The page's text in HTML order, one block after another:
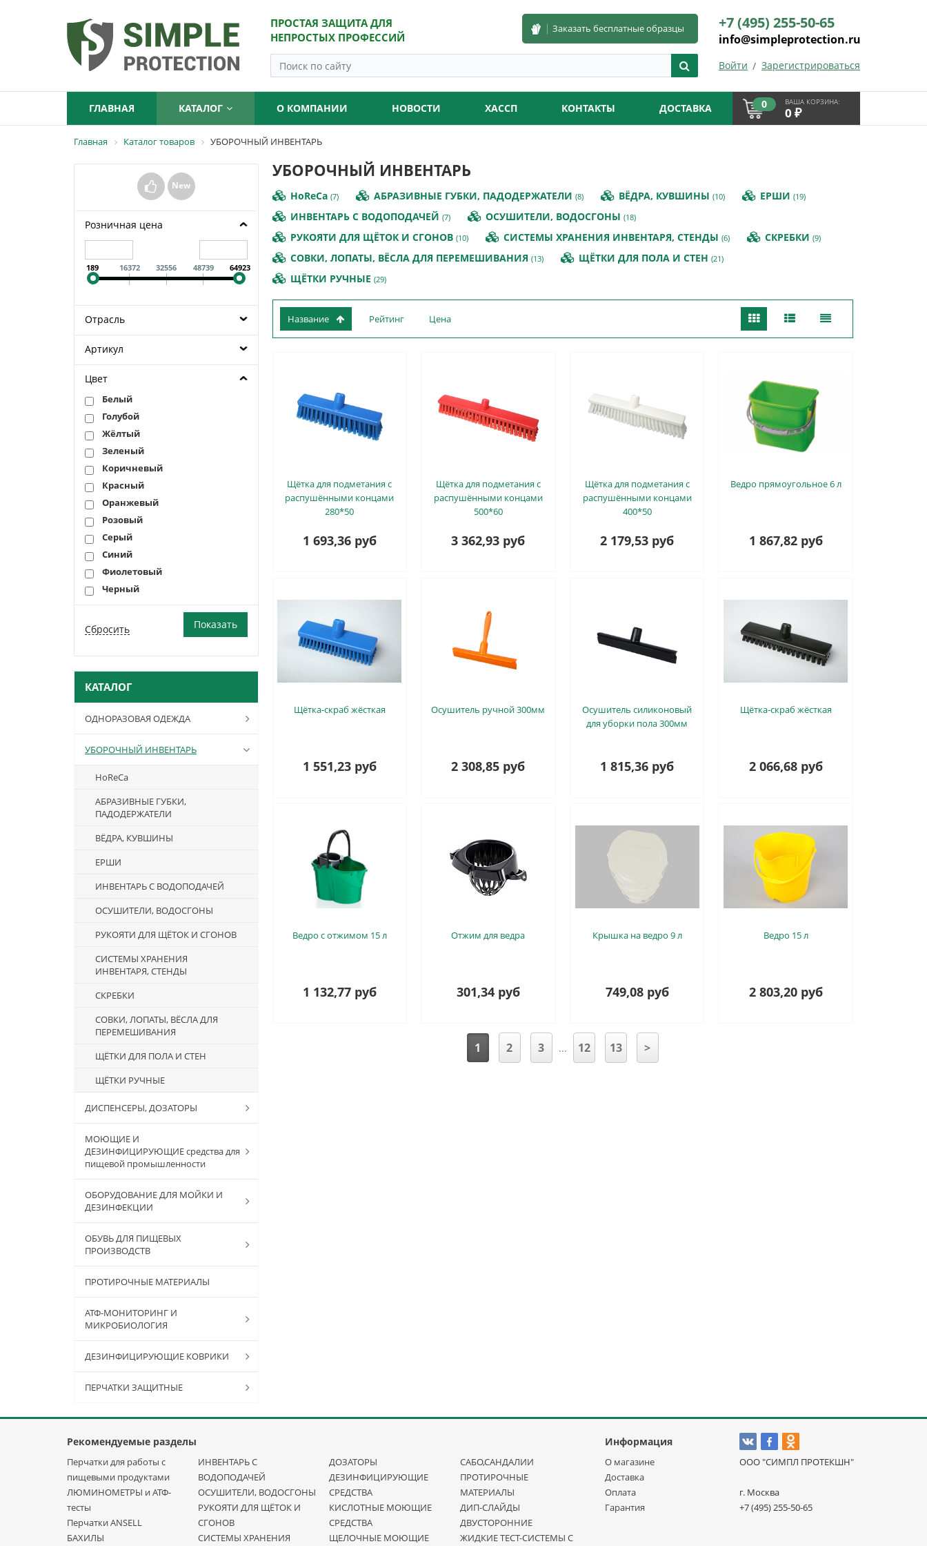
ПРОСТАЯ ЗАЩИТА ДЛЯ
НЕПРОСТЫХ ПРОФЕССИЙ
Заказать бесплатные образцы +7 (495) 255-50-65
info@simpleprotection.ru
Войти Зарегистрироваться
ГЛАВНАЯ КАТАЛОГ О КОМПАНИИ НОВОСТИ ХАССП КОНТАКТЫ ДОСТАВКА 0 ВАША КОРЗИНА:
0 ₽
Главная Каталог товаров УБОРОЧНЫЙ ИНВЕНТАРЬ
New
Розничная цена
189 16372 32556 48739 64923
Отрасль
Артикул
Цвет
Белый
Голубой
Жёлтый
Зеленый
Коричневый
Красный
Оранжевый
Розовый
Серый
Синий
Фиолетовый
Черный
КАТАЛОГ
ОДНОРАЗОВАЯ ОДЕЖДА
УБОРОЧНЫЙ ИНВЕНТАРЬ
HoReCa
АБРАЗИВНЫЕ ГУБКИ,
ПАДОДЕРЖАТЕЛИ
ВЁДРА, КУВШИНЫ
ЕРШИ
ИНВЕНТАРЬ С ВОДОПОДАЧЕЙ
ОСУШИТЕЛИ, ВОДОСГОНЫ
РУКОЯТИ ДЛЯ ЩЁТОК И СГОНОВ
СИСТЕМЫ ХРАНЕНИЯ
ИНВЕНТАРЯ, СТЕНДЫ
СКРЕБКИ
СОВКИ, ЛОПАТЫ, ВЁСЛА ДЛЯ
ПЕРЕМЕШИВАНИЯ
ЩЁТКИ ДЛЯ ПОЛА И СТЕН
ЩЁТКИ РУЧНЫЕ
ДИСПЕНСЕРЫ, ДОЗАТОРЫ
МОЮЩИЕ И
ДЕЗИНФИЦИРУЮЩИЕ средства для
пищевой промышленности
ОБОРУДОВАНИЕ ДЛЯ МОЙКИ И
ДЕЗИНФЕКЦИИ
ОБУВЬ ДЛЯ ПИЩЕВЫХ
ПРОИЗВОДСТВ
ПРОТИРОЧНЫЕ МАТЕРИАЛЫ
АТФ-МОНИТОРИНГ И
МИКРОБИОЛОГИЯ
ДЕЗИНФИЦИРУЮЩИЕ КОВРИКИ
ПЕРЧАТКИ ЗАЩИТНЫЕ
УБОРОЧНЫЙ ИНВЕНТАРЬ
HoReCa (7) АБРАЗИВНЫЕ ГУБКИ, ПАДОДЕРЖАТЕЛИ (8) ВЁДРА, КУВШИНЫ (10) ЕРШИ (19)
ИНВЕНТАРЬ С ВОДОПОДАЧЕЙ (7) ОСУШИТЕЛИ, ВОДОСГОНЫ (18)
РУКОЯТИ ДЛЯ ЩЁТОК И СГОНОВ (10) СИСТЕМЫ ХРАНЕНИЯ ИНВЕНТАРЯ, СТЕНДЫ (6) СКРЕБКИ (9)
СОВКИ, ЛОПАТЫ, ВЁСЛА ДЛЯ ПЕРЕМЕШИВАНИЯ (13) ЩЁТКИ ДЛЯ ПОЛА И СТЕН (21)
ЩЁТКИ РУЧНЫЕ (29)
Название Рейтинг Цена
Щётка для подметания с
распушёнными концами
280*50
1 693,36 руб
Щётка для подметания с
распушёнными концами
500*60
3 362,93 руб
Щётка для подметания с
распушёнными концами
400*50
2 179,53 руб
Ведро прямоугольное 6 л
1 867,82 руб
Щётка-скраб жёсткая
1 551,23 руб
Осушитель ручной 300мм
2 308,85 руб
Осушитель силиконовый
для уборки пола 300мм
1 815,36 руб
Щётка-скраб жёсткая
2 066,68 руб
Ведро с отжимом 15 л
1 132,77 руб
Отжим для ведра
301,34 руб
Крышка на ведро 9 л
749,08 руб
Ведро 15 л
2 803,20 руб
1 2 3 ... 12 13 >
Рекомендуемые разделы Информация
Перчатки для работы с
пищевыми продуктами
ЛЮМИНОМЕТРЫ и АТФ-
тесты
Перчатки ANSELL
БАХИЛЫ
ИНВЕНТАРЬ С
ВОДОПОДАЧЕЙ
ОСУШИТЕЛИ, ВОДОСГОНЫ
РУКОЯТИ ДЛЯ ЩЁТОК И
СГОНОВ
СИСТЕМЫ ХРАНЕНИЯ
ДОЗАТОРЫ
ДЕЗИНФИЦИРУЮЩИЕ
СРЕДСТВА
КИСЛОТНЫЕ МОЮЩИЕ
СРЕДСТВА
ЩЕЛОЧНЫЕ МОЮЩИЕ
САБО,САНДАЛИИ
ПРОТИРОЧНЫЕ
МАТЕРИАЛЫ
ДИП-СЛАЙДЫ
ДВУСТОРОННИЕ
ЖИДКИЕ ТЕСТ-СИСТЕМЫ С
О магазине
Доставка
Оплата
Гарантия
ООО "СИМПЛ ПРОТЕКШН"
г. Москва
+7 (495) 255-50-65